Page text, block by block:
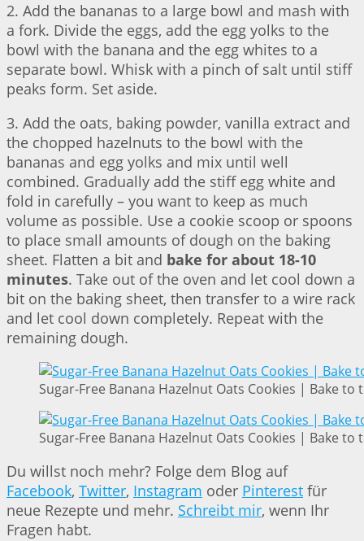
2. Add the bananas to a large bowl and mash with
a fork. Divide the eggs, add the egg yolks to the
bowl with the banana and the egg whites to a
separate bowl. Whisk with a pinch of salt until stiff
peaks form. Set aside.
3. Add the oats, baking powder, vanilla extract and
the chopped hazelnuts to the bowl with the
bananas and egg yolks and mix until well
combined. Gradually add the stiff egg white and
fold in carefully – you want to keep as much
volume as possible. Use a cookie scoop or spoons
to place small amounts of dough on the baking
sheet. Flatten a bit and bake for about 18-10
minutes. Take out of the oven and let cool down a
bit on the baking sheet, then transfer to a wire rack
and let cool down completely. Repeat with the
remaining dough.
Sugar-Free Banana Hazelnut Oats Cookies | Bake to
Sugar-Free Banana Hazelnut Oats Cookies | Bake to
Du willst noch mehr? Folge dem Blog auf
Facebook, Twitter, Instagram oder Pinterest für
neue Rezepte und mehr. Schreibt mir, wenn Ihr
Fragen habt.